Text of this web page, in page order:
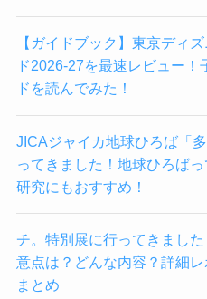
【ガイドブック】東京ディ
ド2026-27を最速レビュー
ドを読んでみた！
JICAジャイカ地球ひろば「
ってきました！地球ひろば
研究にもおすすめ！
チ。特別展に行ってきまし
意点は？どんな内容？詳細
まとめ